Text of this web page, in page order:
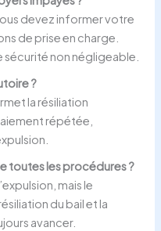
devez informer votre
de prise en charge.
sécurité non négligeable.
?
la résiliation
répétée,
toutes les procédures ?
mais le
du bail et la
avancer.